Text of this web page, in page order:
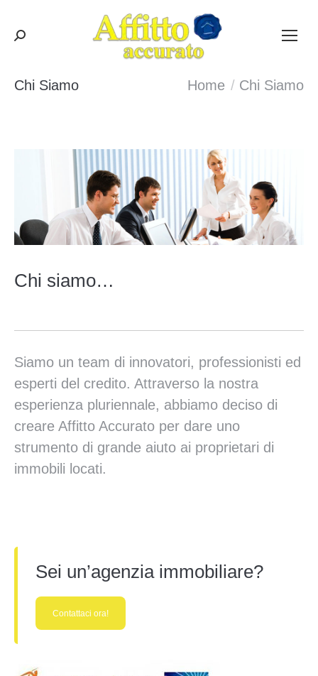
Cerca:
Chi Siamo
Tu sei qui: Home Chi Siamo
Chi siamo…
Siamo un team di innovatori, professionisti ed
esperti del credito. Attraverso la nostra
esperienza pluriennale, abbiamo deciso di
creare Affitto Accurato per dare uno
strumento di grande aiuto ai proprietari di
immobili locati.
Sei un’agenzia immobiliare?
Contattaci ora!